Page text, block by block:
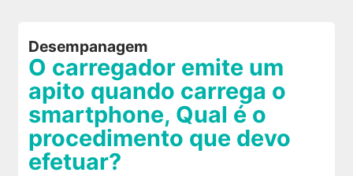
Desempanagem
O carregador emite um
apito quando carrega o
smartphone, Qual é o
procedimento que devo
efetuar?